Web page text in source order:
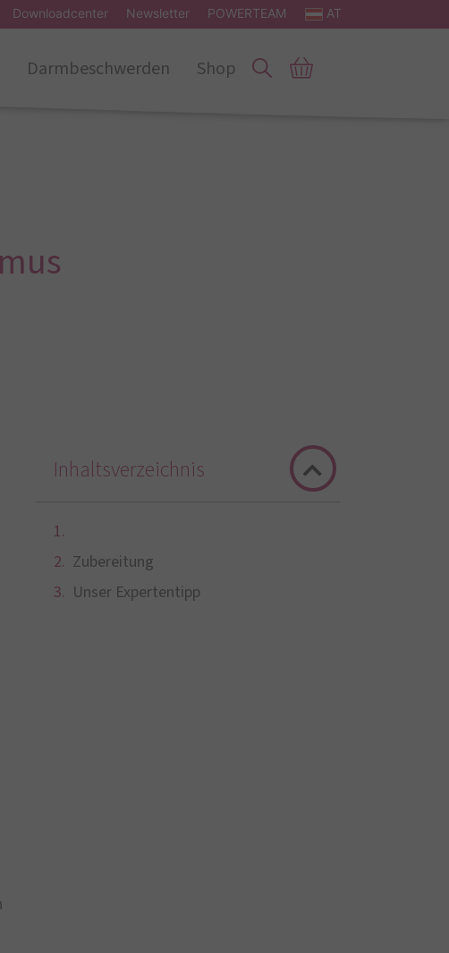
Downloadcenter Newsletter POWERTEAM AT
Darmbeschwerden Shop
Inhaltsverzeichnis
Zubereitung
Unser Expertentipp